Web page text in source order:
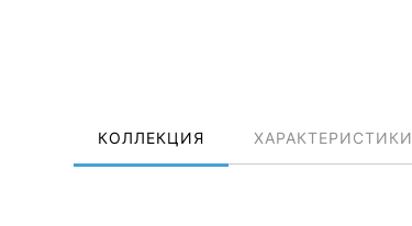
КОЛЛЕКЦИЯ ХАРАКТЕРИСТИКИ